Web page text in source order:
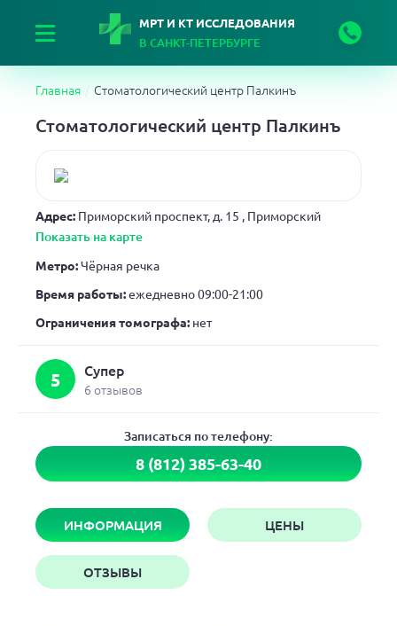
МРТ И КТ ИССЛЕДОВАНИЯ
В САНКТ-ПЕТЕРБУРГЕ
Главная Стоматологический центр Палкинъ
Стоматологический центр Палкинъ
Адрес: Приморский проспект, д. 15 , Приморский
Показать на карте
Метро:Чёрная речка
Время работы:ежедневно 09:00-21:00
Ограничения томографа: нет
5 Супер
6 отзывов
Записаться по телефону:
8 (812) 385-63-40
ИНФОРМАЦИЯ ЦЕНЫ
ОТЗЫВЫ